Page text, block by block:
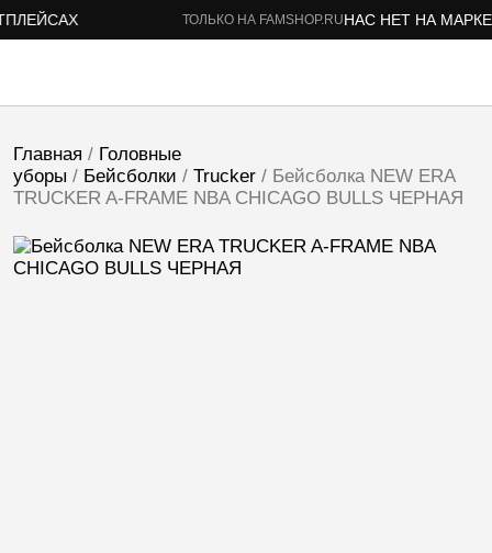
ТОЛЬКО НА FAMSHOP.RUНАС НЕТ НА
Главная / Головные
уборы / Бейсболки / Trucker/ Бейсболка NEW ERA
TRUCKER A-FRAME NBA CHICAGO BULLS ЧЕРНАЯ